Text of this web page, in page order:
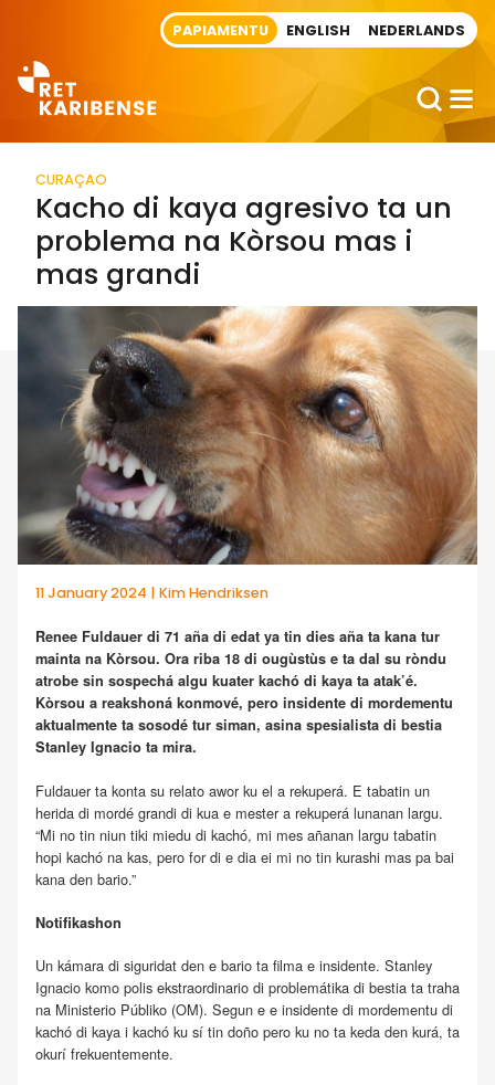
PAPIAMENTU ENGLISH NEDERLANDS
CURAÇAO
Kacho di kaya agresivo ta un
problema na Kòrsou mas i
mas grandi
11 January 2024 | Kim Hendriksen
Renee Fuldauer di 71 aña di edat ya tin dies aña ta kana tur
mainta na Kòrsou. Ora riba 18 di ougùstùs e ta dal su ròndu
atrobe sin sospechá algu kuater kachó di kaya ta atak’é.
Kòrsou a reakshoná konmové, pero insidente di mordementu
aktualmente ta sosodé tur siman, asina spesialista di bestia
Stanley Ignacio ta mira.
Fuldauer ta konta su relato awor ku el a rekuperá. E tabatin un
herida di mordé grandi di kua e mester a rekuperá lunanan largu.
“Mi no tin niun tiki miedu di kachó, mi mes añanan largu tabatin
hopi kachó na kas, pero for di e dia ei mi no tin kurashi mas pa bai
kana den bario.”
Notifikashon
Un kámara di siguridat den e bario ta filma e insidente. Stanley
Ignacio komo polis ekstraordinario di problemátika di bestia ta traha
na Ministerio Públiko (OM). Segun e e insidente di mordementu di
kachó di kaya i kachó ku sí tin doño pero ku no ta keda den kurá, ta
okurí frekuentemente.